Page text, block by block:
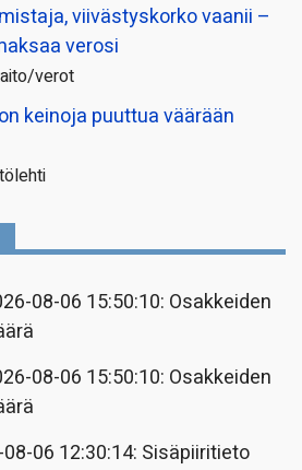
viivästyskorko vaanii –
verosi
verot
keinoja puuttua väärään
08-06 15:50:10: Osakkeiden
08-06 15:50:10: Osakkeiden
08-06 12:30:14: Sisäpiiritieto